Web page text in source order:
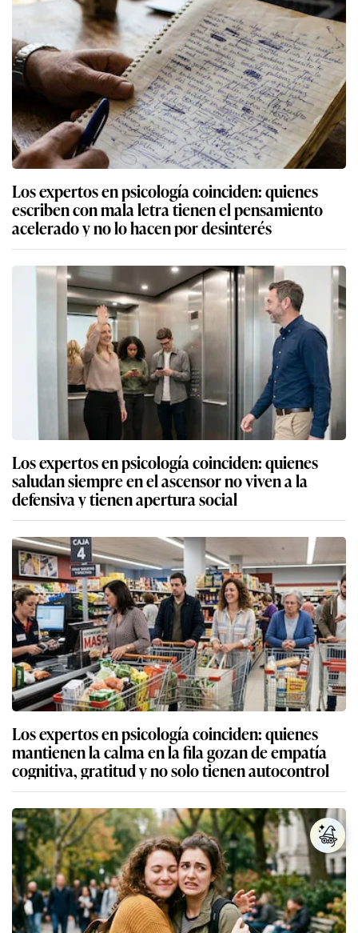
Los expertos en psicología coinciden: quienes
escriben con mala letra tienen el pensamiento
acelerado y no lo hacen por desinterés
Los expertos en psicología coinciden: quienes
saludan siempre en el ascensor no viven a la
defensiva y tienen apertura social
Los expertos en psicología coinciden: quienes
mantienen la calma en la fila gozan de empatía
cognitiva, gratitud y no solo tienen autocontrol